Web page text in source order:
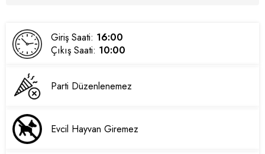
Giriş Saati: 16:00
Çıkış Saati: 10:00
Parti Düzenlenemez
Evcil Hayvan Giremez